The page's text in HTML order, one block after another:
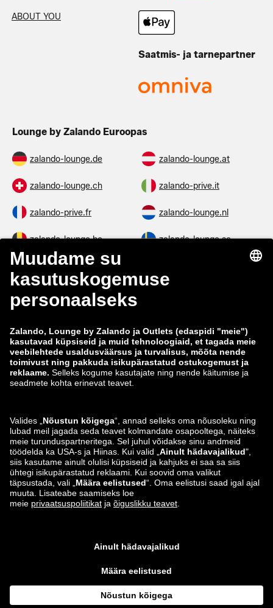
ABOUT YOU
Saatmis- ja tarnepartner
Lounge by Zalando Euroopas
zalando-lounge.de zalando-lounge.at
zalando-lounge.ch zalando-prive.it
zalando-prive.fr zalando-lounge.nl
zalando-lounge.be zalando-lounge.se
zalando-lounge.fi
zalando-lounge.co.uk
zalando-lounge.lt zalando-lounge.sk
zalando-lounge.ro zalando-lounge.hr
zalando-lounge.lu zalando-lounge.ee
zalando-lounge.lv zalando-lounge.no
Leiad meid ka siit
*Võrreldes soovitusliku jaehinnaga.